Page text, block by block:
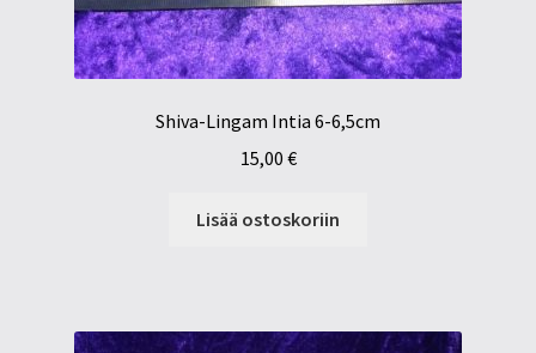
Shiva-Lingam Intia 6-6,5cm
15,00 €
Lisää ostoskoriin